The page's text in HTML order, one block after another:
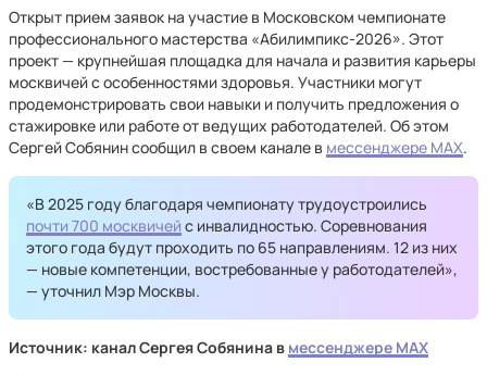
Открыт прием заявок на участие в Московском чемпионате
профессионального мастерства «Абилимпикс-2026». Этот
проект — крупнейшая площадка для начала и развития карьеры
москвичей с особенностями здоровья. Участники могут
продемонстрировать свои навыки и получить предложения о
стажировке или работе от ведущих работодателей. Об этом
Сергей Собянин сообщил в своем канале в мессенджере MAX.
«В 2025 году благодаря чемпионату трудоустроились
почти 700 москвичей с инвалидностью. Соревнования
этого года будут проходить по 65 направлениям. 12 из них
— новые компетенции, востребованные у работодателей»,
— уточнил Мэр Москвы.
Источник: канал Сергея Собянина в мессенджере MAX